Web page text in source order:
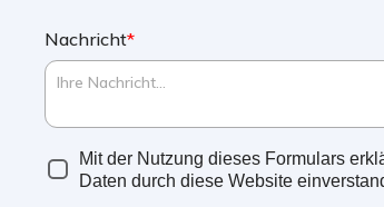
Nachricht*
Mit der Nutzung dieses Formulars
Daten durch diese Website